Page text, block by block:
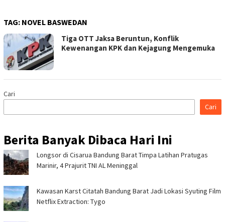
TAG: NOVEL BASWEDAN
Tiga OTT Jaksa Beruntun, Konflik
Kewenangan KPK dan Kejagung Mengemuka
Cari
Cari
Berita Banyak Dibaca Hari Ini
Longsor di Cisarua Bandung Barat Timpa Latihan Pra­tugas
Marinir, 4 Prajurit TNI AL Meninggal
Kawasan Karst Citatah Bandung Barat Jadi Lokasi Syuting Film
Netflix Extraction: Tygo